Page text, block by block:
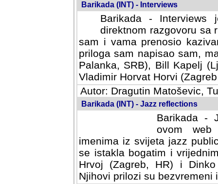
Barikada (INT) - Interviews
Barikada -
direktnom razgovoru sa
sam i vama prenosio
priloga sam napisao sam,
Palanka, SRB), Bill Kapelj
Vladimir Horvat Horvi
Autor: Dragutin Matoševic,
Barikada (INT) - Jazz reflections
Barikada -
ovom web
imenima iz svijeta jazz
se istakla bogatim i
Hrvoj (Zagreb, HR) i
Njihovi prilozi su bezvremeni